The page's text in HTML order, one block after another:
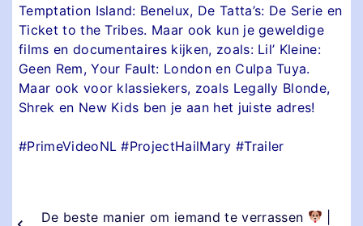
Temptation Island: Benelux, De Tatta’s: De Serie en
Ticket to the Tribes. Maar ook kun je geweldige
films en documentaires kijken, zoals: Lil’ Kleine:
Geen Rem, Your Fault: London en Culpa Tuya.
Maar ook voor klassiekers, zoals Legally Blonde,
Shrek en New Kids ben je aan het juiste adres!
#PrimeVideoNL #ProjectHailMary #Trailer
De beste manier om iemand te verrassen